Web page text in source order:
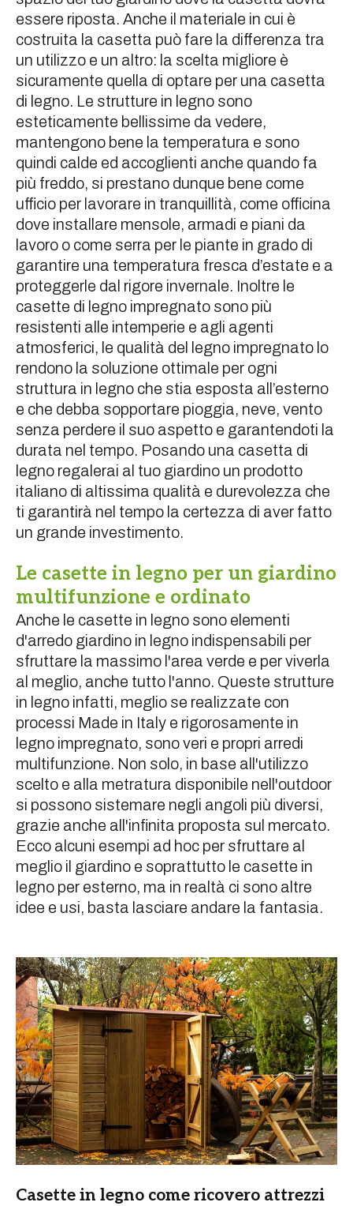
essere riposta. Anche il materiale in cui è
costruita la casetta può fare la differenza tra
un utilizzo e un altro: la scelta migliore è
sicuramente quella di optare per una casetta
di legno. Le strutture in legno sono
esteticamente bellissime da vedere,
mantengono bene la temperatura e sono
quindi calde ed accoglienti anche quando fa
più freddo, si prestano dunque bene come
ufficio per lavorare in tranquillità, come officina
dove installare mensole, armadi e piani da
lavoro o come serra per le piante in grado di
garantire una temperatura fresca d’estate e a
proteggerle dal rigore invernale. Inoltre le
casette di legno impregnato sono più
resistenti alle intemperie e agli agenti
atmosferici, le qualità del legno impregnato lo
rendono la soluzione ottimale per ogni
struttura in legno che stia esposta all’esterno
e che debba sopportare pioggia, neve, vento
senza perdere il suo aspetto e garantendoti la
durata nel tempo. Posando una casetta di
legno regalerai al tuo giardino un prodotto
italiano di altissima qualità e durevolezza che
ti garantirà nel tempo la certezza di aver fatto
un grande investimento.
Le casette in legno per un giardino
multifunzione e ordinato
Anche le casette in legno sono elementi
d'arredo giardino in legno indispensabili per
sfruttare la massimo l'area verde e per viverla
al meglio, anche tutto l'anno. Queste strutture
in legno infatti, meglio se realizzate con
processi Made in Italy e rigorosamente in
legno impregnato, sono veri e propri arredi
multifunzione. Non solo, in base all'utilizzo
scelto e alla metratura disponibile nell'outdoor
si possono sistemare negli angoli più diversi,
grazie anche all'infinita proposta sul mercato.
Ecco alcuni esempi ad hoc per sfruttare al
meglio il giardino e soprattutto le casette in
legno per esterno, ma in realtà ci sono altre
idee e usi, basta lasciare andare la fantasia.
Casette in legno come ricovero attrezzi